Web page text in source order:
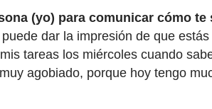
(yo) para comunicar cómo
dar la impresión de que
tareas los miércoles cuando
agobiado, porque hoy tengo